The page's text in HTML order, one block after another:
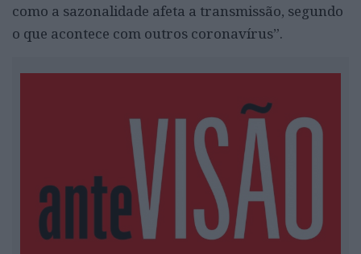
como a sazonalidade afeta a transmissão, segundo
o que acontece com outros coronavírus”.